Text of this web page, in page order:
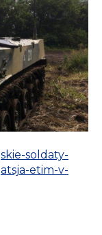
soldaty-
etim-v-